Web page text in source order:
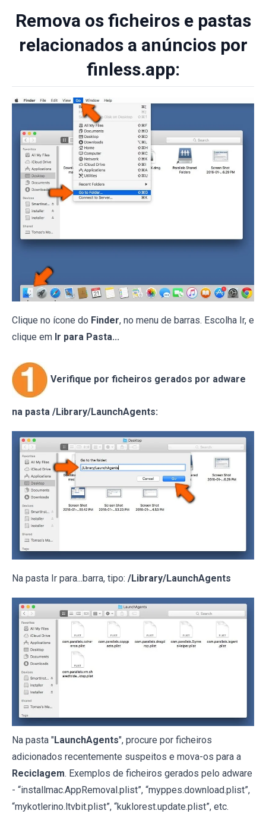
Remova os ficheiros e pastas
relacionados a anúncios por
finless.app:
Clique no ícone do Finder, no menu de barras. Escolha Ir, e
clique em Ir para Pasta...
Verifique por ficheiros gerados por adware
na pasta /Library/LaunchAgents:
Na pasta Ir para...barra, tipo: /Library/LaunchAgents
Na pasta "LaunchAgents", procure por ficheiros
adicionados recentemente suspeitos e mova-os para a
Reciclagem. Exemplos de ficheiros gerados pelo adware
- “installmac.AppRemoval.plist”, “myppes.download.plist”,
“mykotlerino.ltvbit.plist”, “kuklorest.update.plist”, etc.